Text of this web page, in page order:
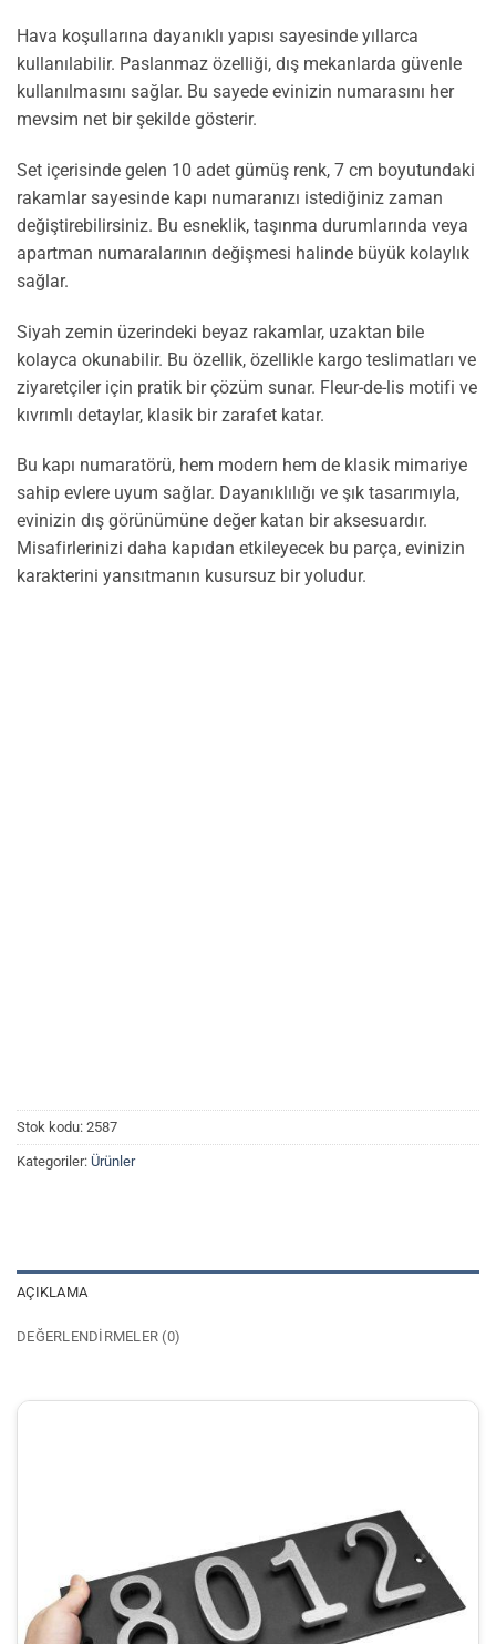
Hava koşullarına dayanıklı yapısı sayesinde yıllarca
kullanılabilir. Paslanmaz özelliği, dış mekanlarda güvenle
kullanılmasını sağlar. Bu sayede evinizin numarasını her
mevsim net bir şekilde gösterir.
Set içerisinde gelen 10 adet gümüş renk, 7 cm boyutundaki
rakamlar sayesinde kapı numaranızı istediğiniz zaman
değiştirebilirsiniz. Bu esneklik, taşınma durumlarında veya
apartman numaralarının değişmesi halinde büyük kolaylık
sağlar.
Siyah zemin üzerindeki beyaz rakamlar, uzaktan bile
kolayca okunabilir. Bu özellik, özellikle kargo teslimatları ve
ziyaretçiler için pratik bir çözüm sunar. Fleur-de-lis motifi ve
kıvrımlı detaylar, klasik bir zarafet katar.
Bu kapı numaratörü, hem modern hem de klasik mimariye
sahip evlere uyum sağlar. Dayanıklılığı ve şık tasarımıyla,
evinizin dış görünümüne değer katan bir aksesuardır.
Misafirlerinizi daha kapıdan etkileyecek bu parça, evinizin
karakterini yansıtmanın kusursuz bir yoludur.
Stok kodu: 2587
Kategoriler: Ürünler
AÇIKLAMA
DEĞERLENDIRMELER (0)